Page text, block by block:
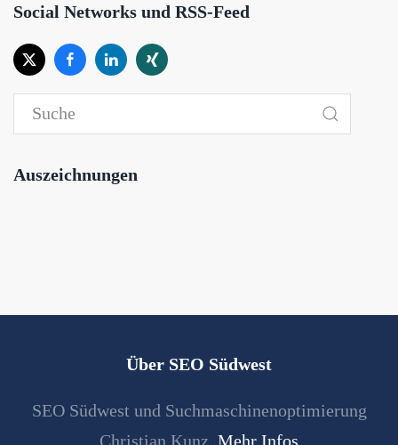
Social Networks und RSS-Feed
Auszeichnungen
Über SEO Südwest
SEO Südwest und Suchmaschinenoptimierung
Christian Kunz. Mehr Infos